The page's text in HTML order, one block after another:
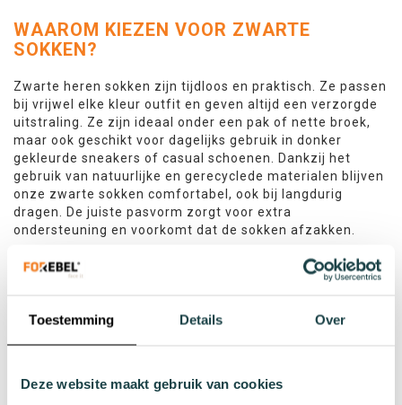
Toestemming Details Over
Deze website maakt gebruik van cookies
WAAROM KIEZEN VOOR ZWARTE
SOKKEN?
Zwarte heren sokken zijn tijdloos en praktisch. Ze passen
bij vrijwel elke kleur outfit en geven altijd een verzorgde
uitstraling. Ze zijn ideaal onder een pak of nette broek,
maar ook geschikt voor dagelijks gebruik in donker
gekleurde sneakers of casual schoenen. Dankzij het
gebruik van natuurlijke en gerecyclede materialen blijven
onze zwarte sokken comfortabel, ook bij langdurig
dragen. De juiste pasvorm zorgt voor extra
ondersteuning en voorkomt dat de sokken afzakken.
VERSCHILLENDE SOORTEN ZWARTE
Forebel biedt een ruime keuze aan zwarte sokken in
diverse stijlen en uitvoeringen. Zo vind je onder andere:
ZWARTE ENKELSOKKEN VOOR